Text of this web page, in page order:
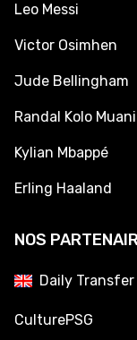
Leo Messi
Victor Osimhen
Jude Bellingham
Randal Kolo Muani
Kylian Mbappé
Erling Haaland
NOS
Daily Transfer
CulturePSG